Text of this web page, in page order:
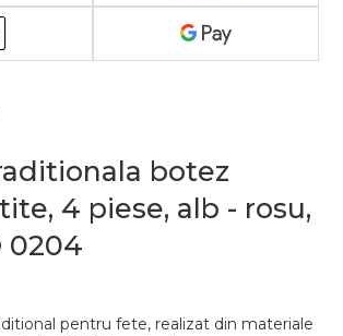
botez
4 piese, alb - rosu,
0204
pentru fete, realizat din materiale